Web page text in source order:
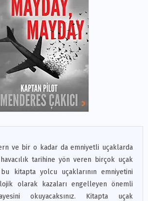
ve bir o kadar da emniyetli uçaklarda
tarihine yön veren birçok uçak
kitapta yolcu uçaklarının emniyetini
olarak kazaları engelleyen önemli
okuyacaksınız. Kitapta uçak